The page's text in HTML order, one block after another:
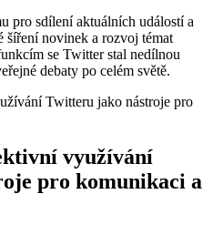
pro sdílení aktuálních událostí a
šíření novinek a rozvoj témat
se Twitter stal nedílnou
debaty po celém světě.
využívání
pro komunikaci a